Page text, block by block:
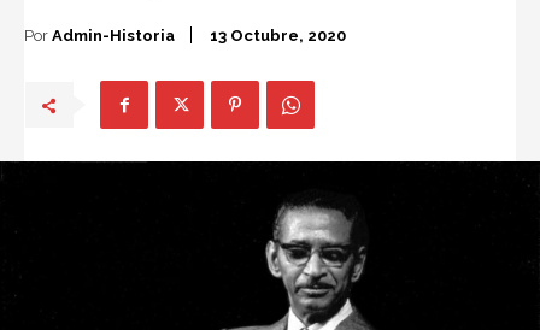
Por Admin-Historia 13 Octubre, 2020